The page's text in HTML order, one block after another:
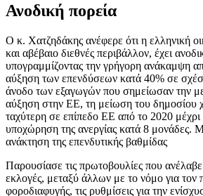
Ανοδική πορεία
Ο κ. Χατζηδάκης ανέφερε ότι η ελληνική
και αβέβαιο διεθνές περιβάλλον, έχει
υπογραμμίζοντας την γρήγορη ανάκαμψη
αύξηση των επενδύσεων κατά 40% σε
άνοδο των εξαγωγών που σημείωσαν την
αύξηση στην ΕΕ, τη μείωση του δημοσίου
ταχύτερη σε επίπεδο ΕΕ από το 2020
υποχώρηση της ανεργίας κατά 8 μονάδες.
ανάκτηση της επενδυτικής βαθμίδας
Παρουσίασε τις πρωτοβουλίες που
εκλογές, μεταξύ άλλων με το νόμο για τον
φοροδιαφυγής, τις ρυθμίσεις για την